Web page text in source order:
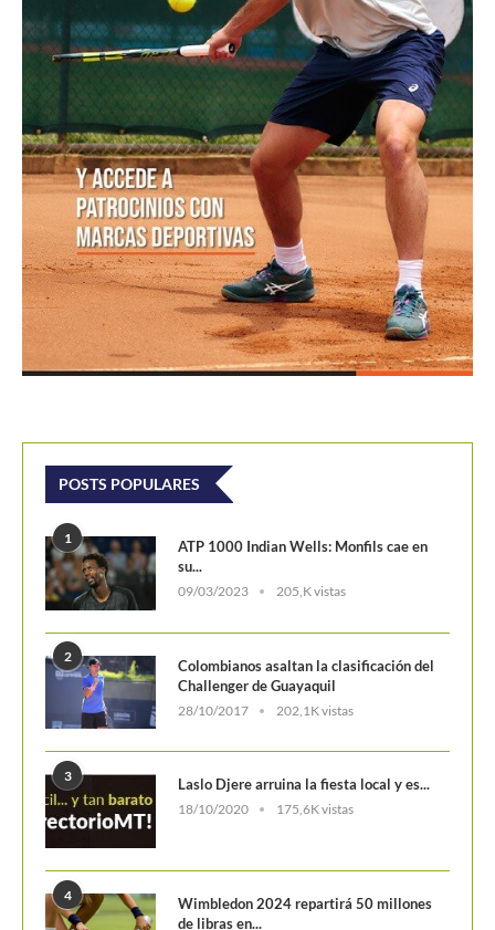
POSTS POPULARES
1
ATP 1000 Indian Wells: Monfils cae en
su...
09/03/2023 205,K vistas
2
Colombianos asaltan la clasificación del
Challenger de Guayaquil
28/10/2017 202,1K vistas
3 Laslo Djere arruina la fiesta local y es...
18/10/2020 175,6K vistas
4
Wimbledon 2024 repartirá 50 millones
de libras en...